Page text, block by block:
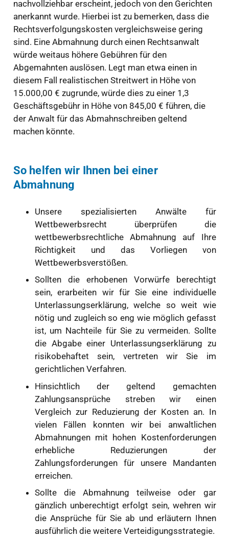
nachvollziehbar erscheint, jedoch von den Gerichten
anerkannt wurde. Hierbei ist zu bemerken, dass die
Rechtsverfolgungskosten vergleichsweise gering
sind. Eine Abmahnung durch einen Rechtsanwalt
würde weitaus höhere Gebühren für den
Abgemahnten auslösen. Legt man etwa einen in
diesem Fall realistischen Streitwert in Höhe von
15.000,00 € zugrunde, würde dies zu einer 1,3
Geschäftsgebühr in Höhe von 845,00 € führen, die
der Anwalt für das Abmahnschreiben geltend
machen könnte.
So helfen wir Ihnen bei einer
Abmahnung
Unsere spezialisierten Anwälte für
Wettbewerbsrecht überprüfen die
wettbewerbsrechtliche Abmahnung auf Ihre
Richtigkeit und das Vorliegen von
Wettbewerbsverstößen.
Sollten die erhobenen Vorwürfe berechtigt
sein, erarbeiten wir für Sie eine individuelle
Unterlassungserklärung, welche so weit wie
nötig und zugleich so eng wie möglich gefasst
ist, um Nachteile für Sie zu vermeiden. Sollte
die Abgabe einer Unterlassungserklärung zu
risikobehaftet sein, vertreten wir Sie im
gerichtlichen Verfahren.
Hinsichtlich der geltend gemachten
Zahlungsansprüche streben wir einen
Vergleich zur Reduzierung der Kosten an. In
vielen Fällen konnten wir bei anwaltlichen
Abmahnungen mit hohen Kostenforderungen
erhebliche Reduzierungen der
Zahlungsforderungen für unsere Mandanten
erreichen.
Sollte die Abmahnung teilweise oder gar
gänzlich unberechtigt erfolgt sein, wehren wir
die Ansprüche für Sie ab und erläutern Ihnen
ausführlich die weitere Verteidigungsstrategie.